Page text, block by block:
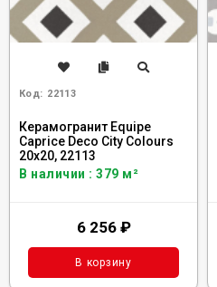
Код: 22113
Керамогранит Equipe
Caprice Deco City Colours
20x20, 22113
В наличии : 379 м²
6 256 ₽
В корзину